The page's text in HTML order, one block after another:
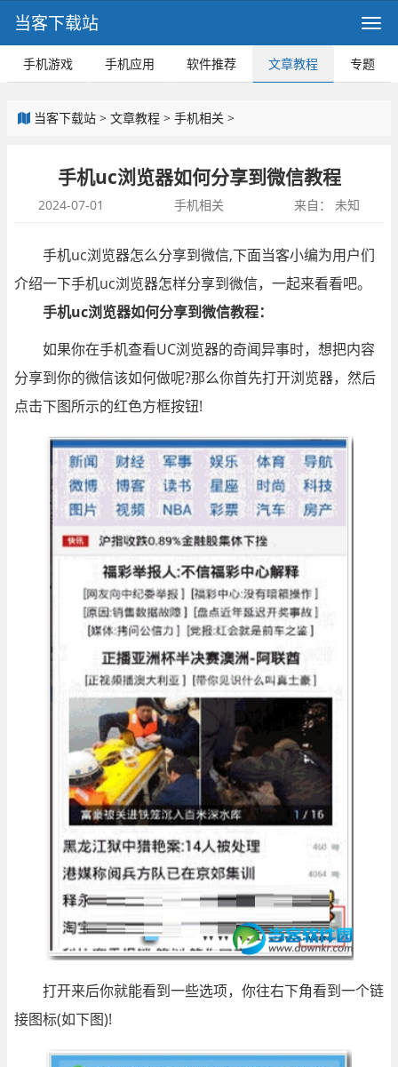
当客下载站
手机游戏 手机应用 软件推荐 文章教程 专题
当客下载站 > 文章教程 > 手机相关 >
手机uc浏览器如何分享到微信教程
2024-07-01 手机相关 来自： 未知
手机uc浏览器怎么分享到微信,下面当客小编为用户们
介绍一下手机uc浏览器怎样分享到微信，一起来看看吧。
手机uc浏览器如何分享到微信教程：
如果你在手机查看UC浏览器的奇闻异事时，想把内容
分享到你的微信该如何做呢?那么你首先打开浏览器，然后
点击下图所示的红色方框按钮!
打开来后你就能看到一些选项，你往右下角看到一个链
接图标(如下图)!